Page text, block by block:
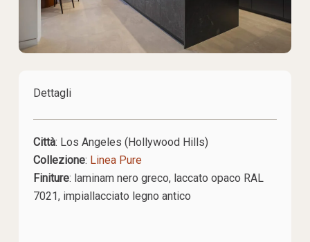
Dettagli
Città: Los Angeles (Hollywood Hills)
Collezione: Linea Pure
Finiture: laminam nero greco, laccato opaco RAL
7021, impiallacciato legno antico